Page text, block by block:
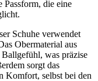
Passform, die eine
Schuhe verwendet
Obermaterial aus
was präzise
sorgt das
Komfort, selbst bei den